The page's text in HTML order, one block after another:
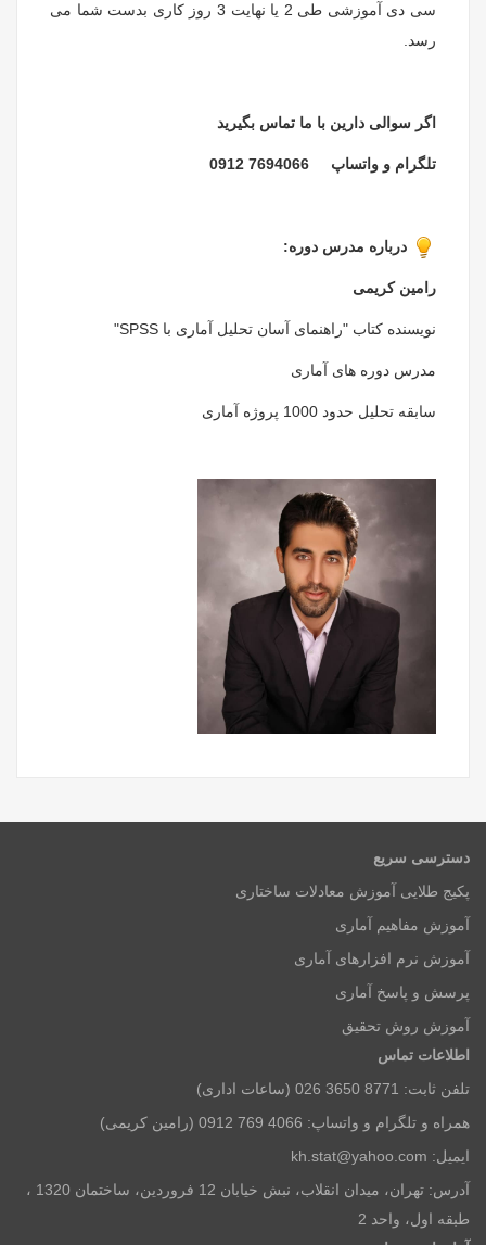
سی دی آموزشی طی 2 یا نهایت 3 روز کاری بدست شما می
رسد.
اگر سوالی دارین با ما تماس بگیرید
تلگرام و واتساپ 7694066 0912
درباره مدرس دوره:
رامین کریمی
نویسنده کتاب "راهنمای آسان تحلیل آماری با SPSS"
مدرس دوره های آماری
سابقه تحلیل حدود 1000 پروژه آماری
دسترسی سریع
پکیج طلایی آموزش معادلات ساختاری
آموزش مفاهیم آماری
آموزش نرم افزارهای آماری
پرسش و پاسخ آماری
آموزش روش تحقیق
اطلاعات تماس
تلفن ثابت: 8771 3650 026 (ساعات اداری)
همراه و تلگرام و واتساپ: 4066 769 0912 (رامین کریمی)
ایمیل: kh.stat@yahoo.com
آدرس: تهران، میدان انقلاب، نبش خیابان 12 فروردین، ساختمان 1320 ،
طبقه اول، واحد 2